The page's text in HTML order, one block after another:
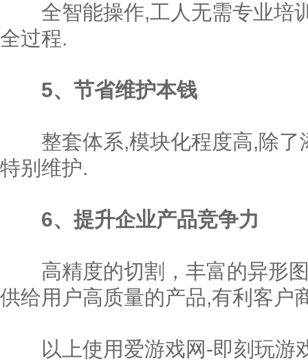
全智能操作,工人无需专业培
全过程.
5、节省维护本钱
整套体系,模块化程度高,除了
特别维护.
6、提升企业产品竞争力
高精度的切割，丰富的异形图
供给用户高质量的产品,有利客户
以上使用爱游戏网-即刻玩游